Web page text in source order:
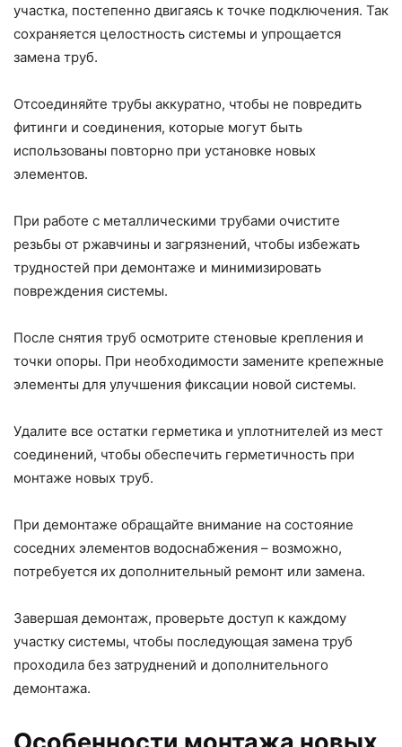
участка, постепенно двигаясь к точке подключения. Так
сохраняется целостность системы и упрощается
замена труб.
Отсоединяйте трубы аккуратно, чтобы не повредить
фитинги и соединения, которые могут быть
использованы повторно при установке новых
элементов.
При работе с металлическими трубами очистите
резьбы от ржавчины и загрязнений, чтобы избежать
трудностей при демонтаже и минимизировать
повреждения системы.
После снятия труб осмотрите стеновые крепления и
точки опоры. При необходимости замените крепежные
элементы для улучшения фиксации новой системы.
Удалите все остатки герметика и уплотнителей из мест
соединений, чтобы обеспечить герметичность при
монтаже новых труб.
При демонтаже обращайте внимание на состояние
соседних элементов водоснабжения – возможно,
потребуется их дополнительный ремонт или замена.
Завершая демонтаж, проверьте доступ к каждому
участку системы, чтобы последующая замена труб
проходила без затруднений и дополнительного
демонтажа.